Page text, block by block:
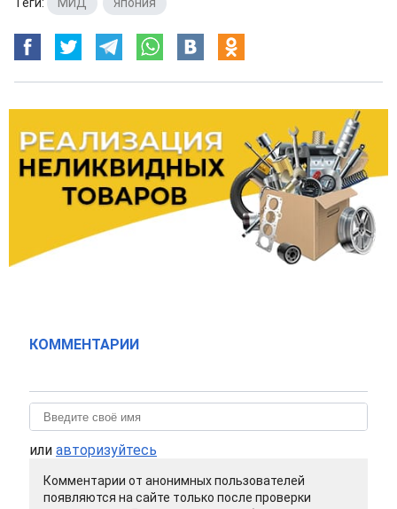
КОММЕНТАРИИ
или авторизуйтесь
Комментарии от анонимных пользователей
появляются на сайте только после проверки